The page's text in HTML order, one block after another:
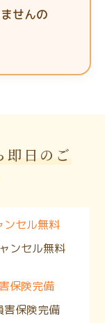
せんの
即日のご
ンセル無料
保険完備